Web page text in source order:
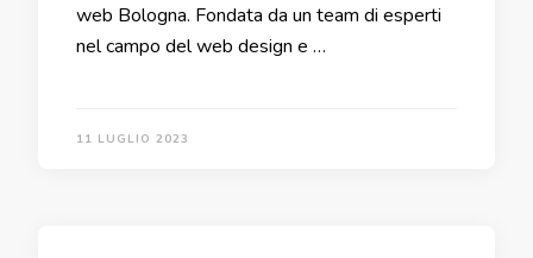
web Bologna. Fondata da un team di esperti
nel campo del web design e …
11 LUGLIO 2023